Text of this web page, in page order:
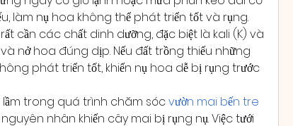
làm nụ hoa không thể phát triển tốt và rụng.
cần các chất dinh dưỡng, đặc biệt là kali (K) và
nở hoa đúng dịp. Nếu đất trồng thiếu những
phát triển tốt, khiến nụ hoa dễ bị rụng trước
lầm trong quá trình chăm sóc vườn mai bến tre
nhân khiến cây mai bị rụng nụ. Việc tưới